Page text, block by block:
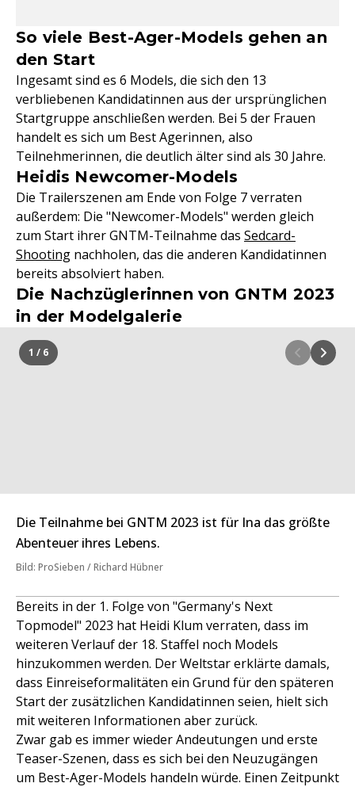
So viele Best-Ager-Models gehen an
den Start
Ingesamt sind es 6 Models, die sich den 13
verbliebenen Kandidatinnen aus der ursprünglichen
Startgruppe anschließen werden. Bei 5 der Frauen
handelt es sich um Best Agerinnen, also
Teilnehmerinnen, die deutlich älter sind als 30 Jahre.
Heidis Newcomer-Models
Die Trailerszenen am Ende von Folge 7 verraten
außerdem: Die "Newcomer-Models" werden gleich
zum Start ihrer GNTM-Teilnahme das Sedcard-
Shooting nachholen, das die anderen Kandidatinnen
bereits absolviert haben.
Die Nachzüglerinnen von GNTM 2023
in der Modelgalerie
Die Teilnahme bei GNTM 2023 ist für Ina das größte
Abenteuer ihres Lebens.
Bild: ProSieben / Richard Hübner
1 / 6
Bereits in der 1. Folge von "Germany's Next
Topmodel" 2023 hat Heidi Klum verraten, dass im
weiteren Verlauf der 18. Staffel noch Models
hinzukommen werden. Der Weltstar erklärte damals,
dass Einreiseformalitäten ein Grund für den späteren
Start der zusätzlichen Kandidatinnen seien, hielt sich
mit weiteren Informationen aber zurück.
Zwar gab es immer wieder Andeutungen und erste
Teaser-Szenen, dass es sich bei den Neuzugängen
um Best-Ager-Models handeln würde. Einen Zeitpunkt